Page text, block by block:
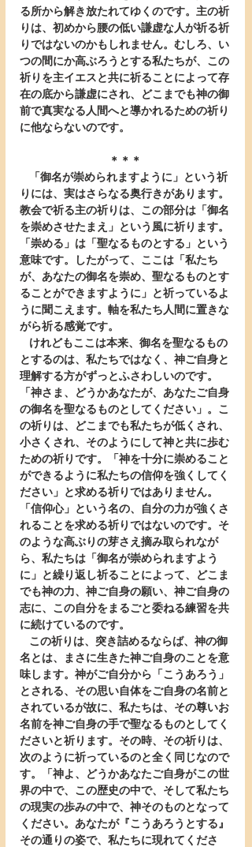
る所から解き放たれてゆくのです。主の祈
りは、初めから腰の低い謙虚な人が祈る祈
りではないのかもしれません。むしろ、い
つの間にか高ぶろうとする私たちが、この
祈りを主イエスと共に祈ることによって存
在の底から謙虚にされ、どこまでも神の御
前で真実なる人間へと導かれるための祈り
に他ならないのです。
＊＊＊
りには、実はさらなる奥行きがあります。
教会で祈る主の祈りは、この部分は「御名
を崇めさせたまえ」という風に祈ります。
「崇める」は「聖なるものとする」という
意味です。したがって、ここは「私たち
が、あなたの御名を崇め、聖なるものとす
ることができますように」と祈っているよ
うに聞こえます。軸を私たち人間に置きな
がら祈る感覚です。
とするのは、私たちではなく、神ご自身と
理解する方がずっとふさわしいのです。
「神さま、どうかあなたが、あなたご自身
の御名を聖なるものとしてください」。こ
の祈りは、どこまでも私たちが低くされ、
小さくされ、そのようにして神と共に歩む
ための祈りです。「神を十分に崇めること
ができるように私たちの信仰を強くしてく
ださい」と求める祈りではありません。
「信仰心」という名の、自分の力が強くさ
れることを求める祈りではないのです。そ
のような高ぶりの芽さえ摘み取られなが
ら、私たちは「御名が崇められますよう
に」と繰り返し祈ることによって、どこま
でも神の力、神ご自身の願い、神ご自身の
志に、この自分をまるごと委ねる練習を共
に続けているのです。
名とは、まさに生きた神ご自身のことを意
味します。神がご自分から「こうあろう」
とされる、その思い自体をご自身の名前と
されているが故に、私たちは、その尊いお
名前を神ご自身の手で聖なるものとしてく
ださいと祈ります。その時、その祈りは、
次のように祈っているのと全く同じなので
す。「神よ、どうかあなたご自身がこの世
界の中で、この歴史の中で、そして私たち
の現実の歩みの中で、神そのものとなって
ください。あなたが『こうあろうとする』
その通りの姿で、私たちに現れてくださ